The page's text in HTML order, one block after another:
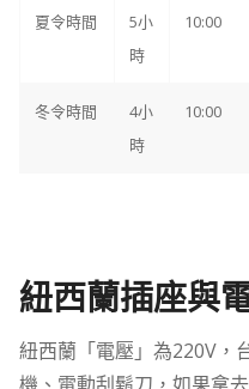
夏令時間
5小
時
10:00
冬令時間
4小
時
10:00
紐西蘭插座與
紐西蘭「電壓」為220V，